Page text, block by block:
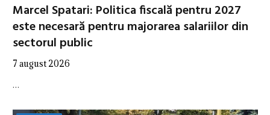
Marcel Spatari: Politica fiscală pentru 2027
este necesară pentru majorarea salariilor din
sectorul public
7 august 2026
…